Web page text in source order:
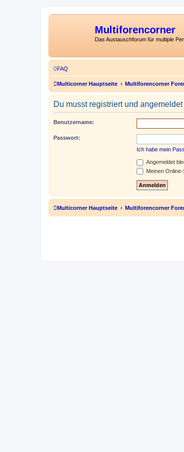
Multiforencorner
Das Austauschforum für multiple
FAQ
Multicorner Hauptseite Multiforencorner
Du musst registriert und
Benutzername:
Passwort:
Ich habe mein
Angemeldet
Meinen
Multicorner Hauptseite Multiforencorner